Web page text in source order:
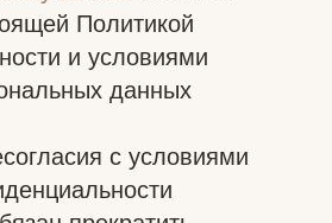
согласие на
данных путём
при
действием,